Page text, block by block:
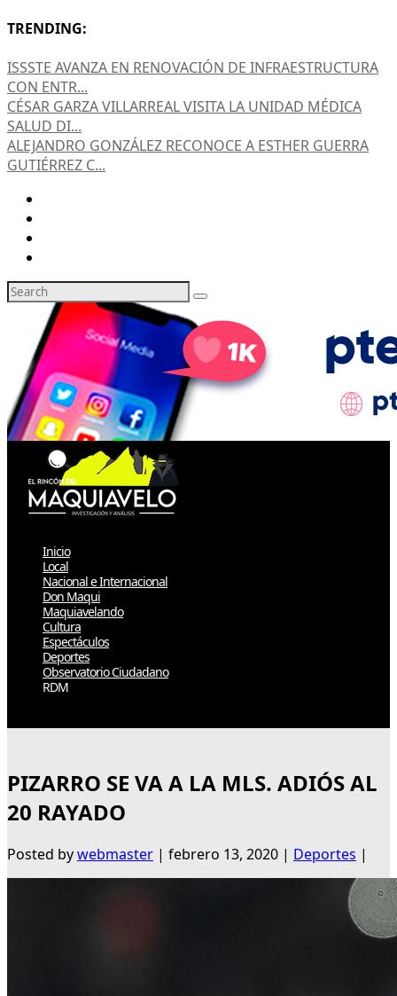
TRENDING:
ISSSTE AVANZA EN RENOVACIÓN DE INFRAESTRUCTURA
CON ENTR...
CÉSAR GARZA VILLARREAL VISITA LA UNIDAD MÉDICA
SALUD DI...
ALEJANDRO GONZÁLEZ RECONOCE A ESTHER GUERRA
GUTIÉRREZ C...
Inicio
Local
Nacional e Internacional
Don Maqui
Maquiavelando
Cultura
Espectáculos
Deportes
Observatorio Ciudadano
RDM
PIZARRO SE VA A LA MLS. ADIÓS AL
20 RAYADO
Posted bywebmaster | febrero 13, 2020 | Deportes |